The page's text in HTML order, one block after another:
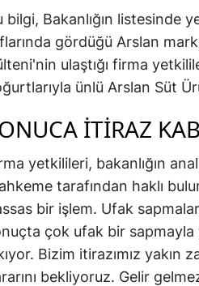
bilgi, Bakanlığın listesinde
gördüğü Arslan
ulaştığı firma
ünlü Arslan Süt
İTİRAZ
yetkilileri, bakanlığın
tarafından haklı
bir işlem. Ufak
çok ufak bir
Bizim itirazımız yakın
bekliyoruz. Gelir